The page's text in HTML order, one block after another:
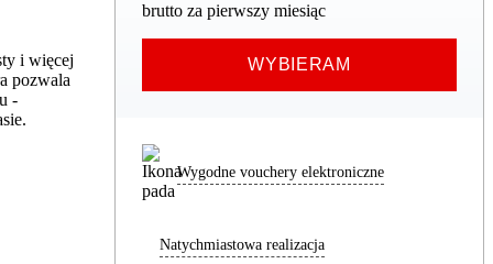
i więcej
pozwala
-
brutto za pierwszy miesiąc
WYBIERAM
Wygodne vouchery elektroniczne
Natychmiastowa realizacja